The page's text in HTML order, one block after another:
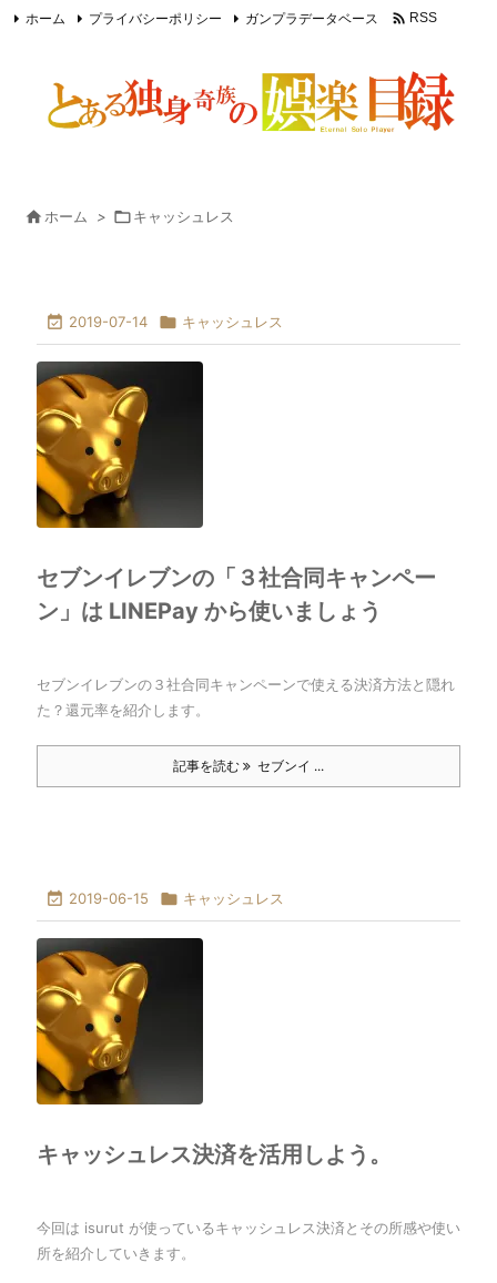
ホーム プライバシーポリシー ガンプラデータベース  RSS
ホーム > キャッシュレス
 2019-07-14  キャッシュレス
セブンイレブンの「３社合同キャンペー
ン」は LINEPay から使いましょう
セブンイレブンの３社合同キャンペーンで使える決済方法と隠れ
た？還元率を紹介します。
記事を読む セブンイ ...
 2019-06-15  キャッシュレス
キャッシュレス決済を活用しよう。
今回は isurut が使っているキャッシュレス決済とその所感や使い
所を紹介していきます。